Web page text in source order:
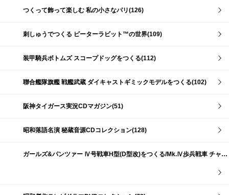
つくって飾って楽しむ 私の小さなパリ(126)
刺しゅうでつくる ピーターラビット™の世界(109)
装甲騎兵ボトムズ スコープドッグをつくる(112)
聯合艦隊旗艦 戦艦武蔵 ダイキャストギミックモデルをつくる(102)
阪神タイガース実況CDマガジン(51)
昭和落語名演 秘蔵音源CDコレクション(128)
ガールズ&パンツァー Ⅳ号戦車H型(D型改)をつくる/Mk.Ⅳ歩兵戦車 チャーチルMk.Ⅶをつくる(191)